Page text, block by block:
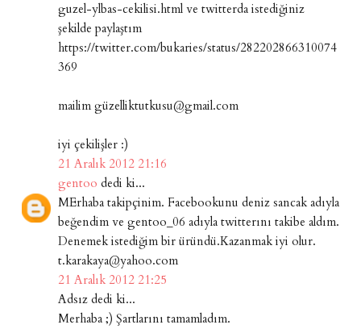
guzel-ylbas-cekilisi.html ve twitterda istediğiniz
şekilde paylaştım
https://twitter.com/bukaries/status/282202866310074
369
mailim güzelliktutkusu@gmail.com
iyi çekilişler :)
21 Aralık 2012 21:16
gentoo dedi ki...
MErhaba takipçinim. Facebookunu deniz sancak adıyla
beğendim ve gentoo_06 adıyla twitterını takibe aldım.
Denemek istediğim bir üründü.Kazanmak iyi olur.
t.karakaya@yahoo.com
21 Aralık 2012 21:25
Adsız dedi ki...
Merhaba ;) Şartlarını tamamladım.